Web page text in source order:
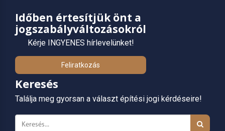
Időben értesítjük önt a
jogszabályváltozásokról
Kérje INGYENES hírlevelünket!
Feliratkozás
Keresés
Találja meg gyorsan a választ építési jogi kérdéseire!